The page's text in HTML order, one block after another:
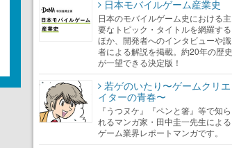
日本モバイルゲーム産業史
日本のモバイルゲーム史における主
要なトピック・タイトルを網羅する
ほか、開発者へのインタビューや識
者による解説を掲載。約20年の歴史
が一望できる決定版！
若ゲのいたり〜ゲームクリエ
イターの青春〜
『うつヌケ』『ペンと箸』等で知ら
れるマンガ家・田中圭一先生による
ゲーム業界レポートマンガです。